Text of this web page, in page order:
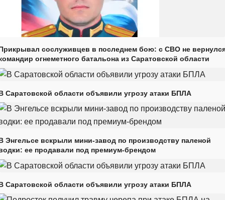
сослуживцев в последнем бою: с СВО не
огнеметного батальона из Саратовской области
Саратовской области объявили угрозу атаки БПЛА
Энгельсе вскрыли мини-завод по производству паленой
ее продавали под премиум-брендом
Саратовской области объявили угрозу атаки БПЛА